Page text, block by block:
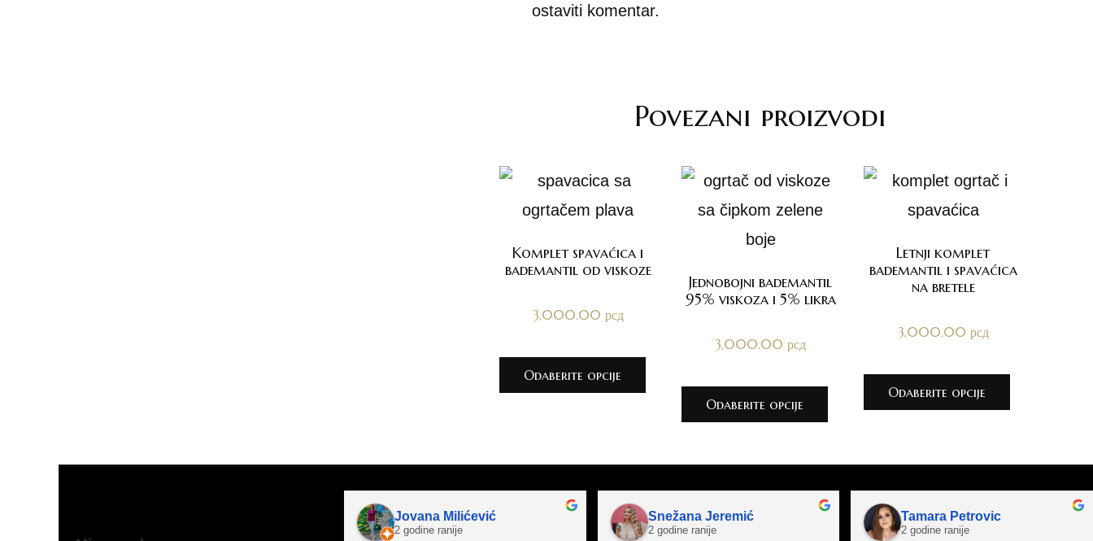
ostaviti komentar.
Povezani proizvodi
Komplet spavaćica i
bademantil od viskoze
3,000.00 рсд
Odaberite opcije
Jednobojni bademantil
95% viskoza i 5% likra
3,000.00рсд
Odaberite opcije
Letnji komplet
bademantil i spavaćica
na bretele
3,000.00 рсд
Odaberite opcije
Jovana Milićević
2 godine ranije
Snežana Jeremić
2 godine ranije
Tamara Petrovic
2 godine ranije